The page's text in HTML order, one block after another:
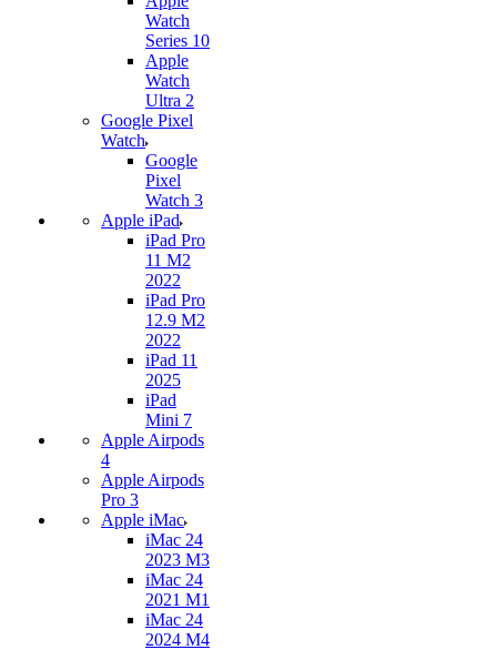
Watch
Series 10
Apple
Watch
Ultra 2
Google Pixel
Watch
Google
Pixel
Watch 3
Apple iPad
iPad Pro
11 M2
2022
iPad Pro
12.9 M2
2022
iPad 11
2025
iPad
Mini 7
Apple Airpods
4
Apple Airpods
Pro 3
Apple iMac
iMac 24
2023 M3
iMac 24
2021 M1
iMac 24
2024 M4